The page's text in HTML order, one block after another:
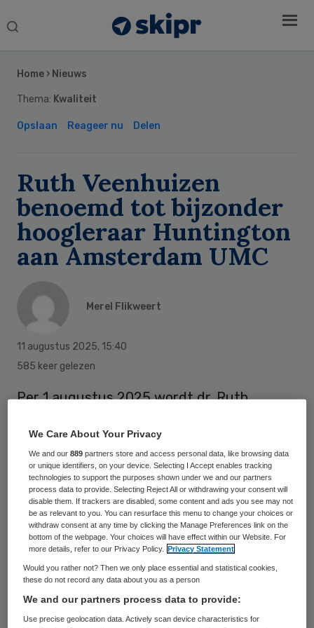
Search
Home › Nieuws
Thema: Kwaliteit
Opslaan Reageer nu Delen
Ruth Veenhuizen
benoemd tot bijzonder
hoogleraar Huntington
aan Amsterdam UMC
Merel Flikweert
11 augustus 2025, 15:40
585 keer gelezen
Per 1 augustus 2025 wordt dr. Ruth
ouderengeneeskunde bij Atlant en
onderzoeker bij UNO Amsterdam, bijzonder
hoogleraar aan de Vrije Universiteit.
Ze neemt de leerstoel ‘De ziekte van
Huntington, Multidisciplinaire zorg en
behandeling’ in, ingesteld door Atlant en
ondergebracht bij Amsterdam UMC.
Sidebar
We Care About Your Privacy
We and our889 partners store and access personal data, like browsing data
or unique identifiers, on your device. Selecting I Accept enables tracking
technologies to support the purposes shown under we and our partners
process data to provide. Selecting Reject All or withdrawing your consent will
disable them. If trackers are disabled, some content and ads you see may not
be as relevant to you. You can resurface this menu to change your choices or
withdraw consent at any time by clicking the Manage Preferences link on the
bottom of the webpage. Your choices will have effect within our Website. For
more details, refer to our Privacy Policy.
Privacy Statement
Would you rather not? Then we only place essential and statistical cookies,
these do not record any data about you as a person
We and our partners process data to provide:
Use precise geolocation data. Actively scan device characteristics for